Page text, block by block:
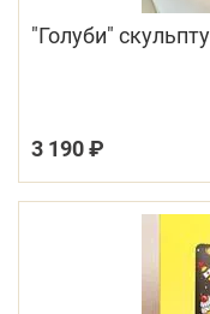
"Голуби"
3 190 ₽